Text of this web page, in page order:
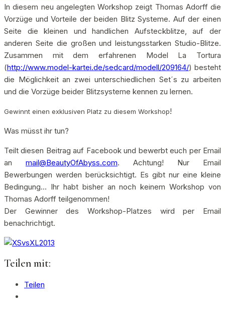
In diesem neu angelegten Workshop zeigt Thomas Adorff die
Vorzüge und Vorteile der beiden Blitz Systeme. Auf der einen
Seite die kleinen und handlichen Aufsteckblitze, auf der
anderen Seite die großen und leistungsstarken Studio-Blitze.
Zusammen mit dem erfahrenen Model La Tortura
(http://www.model-kartei.de/sedcard/modell/209164/) besteht
die Möglichkeit an zwei unterschiedlichen Set´s zu arbeiten
und die Vorzüge beider Blitzsysteme kennen zu lernen.
Gewinnt einen exklusiven Platz zu diesem Workshop!
Was müsst ihr tun?
Teilt diesen Beitrag auf Facebook und bewerbt euch per Email
an mail@BeautyOfAbyss.com. Achtung! Nur Email
Bewerbungen werden berücksichtigt. Es gibt nur eine kleine
Bedingung… Ihr habt bisher an noch keinem Workshop von
Thomas Adorff teilgenommen!
Der Gewinner des Workshop-Platzes wird per Email
benachrichtigt.
Teilen mit:
Teilen